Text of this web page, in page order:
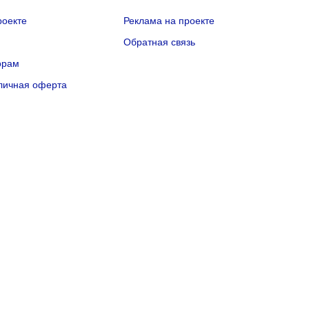
оферта
Реклама на проекте
Обратная связь